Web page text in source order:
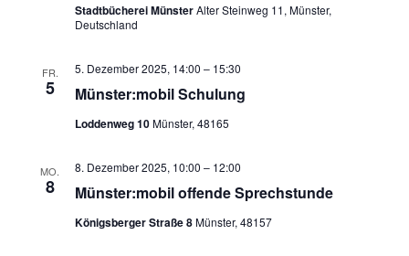
Stadtbücherei MünsterAlter Steinweg 11, Münster,
Deutschland
FR.
5 Münster:mobil Schulung
5. Dezember 2025, 14:00 – 15:30
Loddenweg 10Münster, 48165
MO.
8 Münster:mobil offende Sprechstunde
8. Dezember 2025, 10:00 – 12:00
Königsberger Straße 8Münster, 48157